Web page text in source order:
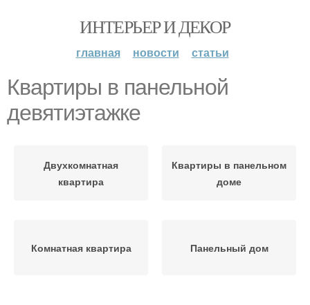
ИНТЕРЬЕР И ДЕКОР
главная новости статьи
Квартиры в панельной
девятиэтажке
Двухкомнатная
квартира
Квартиры в панельном
доме
Комнатная квартира Панельный дом